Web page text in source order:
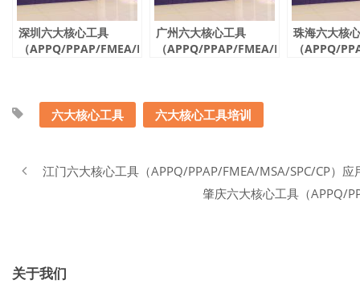
深圳六大核心工具
（APPQ/PPAP/FMEA/MSA/SPC/CP）
广州六大核心工具
（APPQ/PPAP/FMEA/MSA/SPC/CP）
珠海六大核
（APPQ/
六大核心工具 六大核心工具培训
江门六大核心工具（APPQ/PPAP/FMEA/MSA/SPC/CP）
肇庆六大核心工具（APPQ/
关于我们